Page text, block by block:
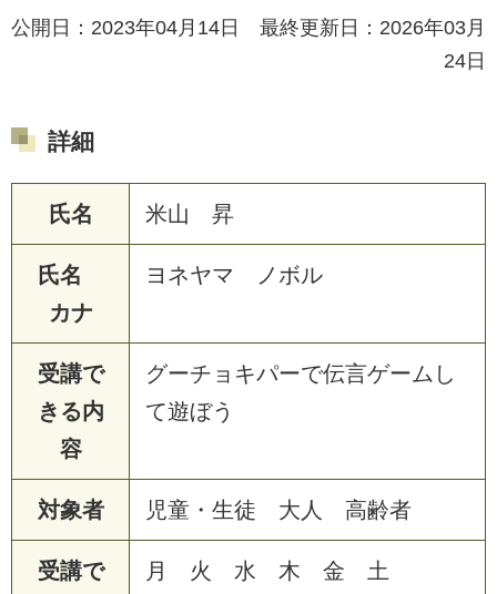
公開日：2023年04月14日 最終更新日：2026年03月
24日
詳細
氏名 米山 昇
氏名
カナ
ヨネヤマ ノボル
受講で
きる内
容
グーチョキパーで伝言ゲームし
て遊ぼう
対象者 児童・生徒 大人 高齢者
受講で
月 火 水 木 金 土